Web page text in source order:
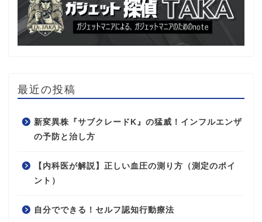
最近の投稿
新変異株『サブクレードK』の猛威！インフルエンザ
の予防と治し方
【内科医が解説】正しい血圧の測り方（測定のポイ
ント）
自分でできる！セルフ認知行動療法